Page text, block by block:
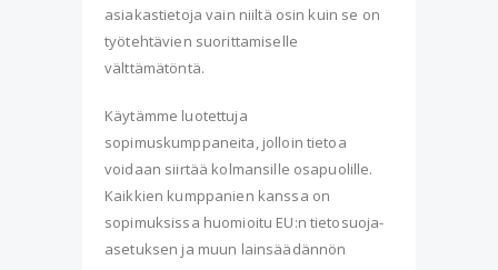
asiakastietoja vain niiltä osin kuin se on
työtehtävien suorittamiselle
välttämätöntä.
Käytämme luotettuja
sopimuskumppaneita, jolloin tietoa
voidaan siirtää kolmansille osapuolille.
Kaikkien kumppanien kanssa on
sopimuksissa huomioitu EU:n tietosuoja-
asetuksen ja muun lainsäädännön